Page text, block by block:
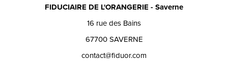
FIDUCIAIRE DE L'ORANGERIE - Saverne
16 rue des Bains
67700 SAVERNE
contact@fiduor.com